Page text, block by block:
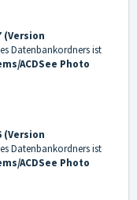
(Version
Datenbankordners ist
ACDSee Photo
(Version
Datenbankordners ist
ACDSee Photo